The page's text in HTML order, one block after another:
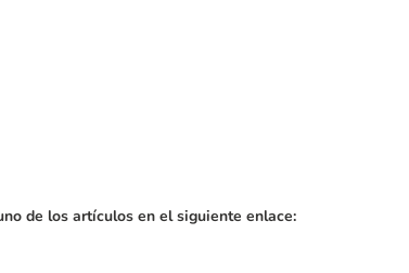
de los artículos en el siguiente enlace: